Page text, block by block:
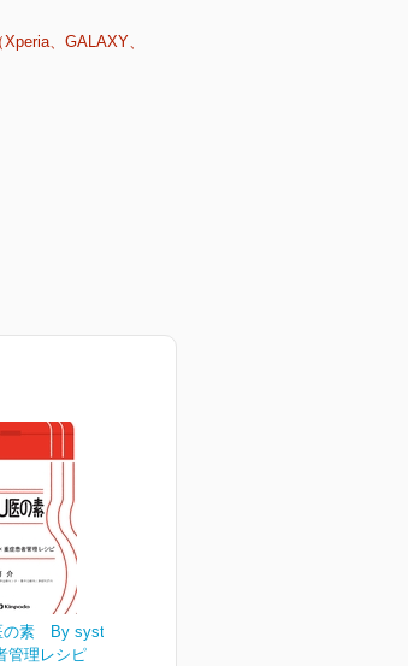
、GALAXY、
の素 By system×重
管理レシピ